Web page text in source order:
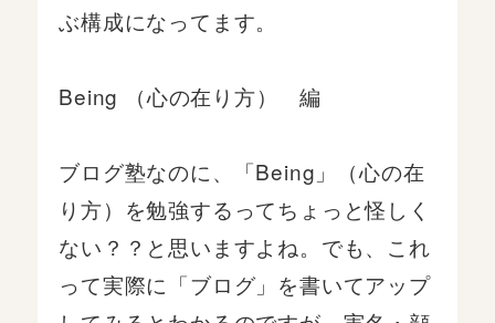
ぶ構成になってます。
Being （心の在り方） 編
ブログ塾なのに、「Being」（心の在
り方）を勉強するってちょっと怪しく
ない？？と思いますよね。でも、これ
って実際に「ブログ」を書いてアップ